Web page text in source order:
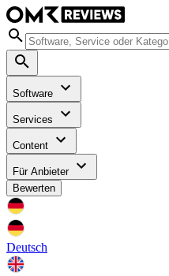
Software
Services
Content
Für Anbieter
Bewerten
Deutsch